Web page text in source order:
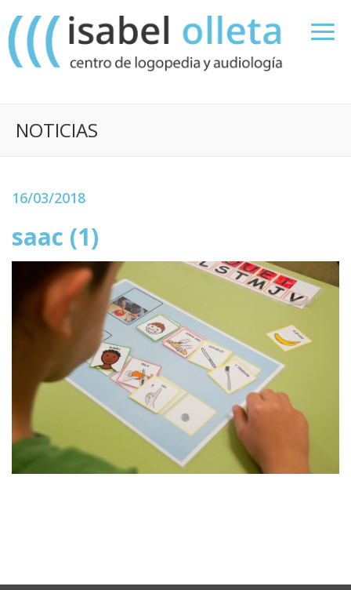
NOTICIAS
16/03/2018
saac (1)